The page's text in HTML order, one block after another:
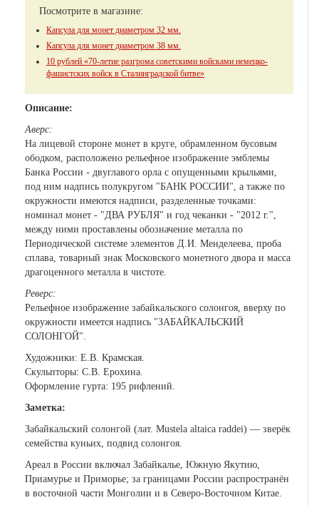
Посмотрите в магазине:
Капсула для монет диаметром 32 мм.
Капсула для монет диаметром 38 мм.
10 рублей «70-летие разгрома советскими войсками немецко-
фашистских войск в Сталинградской битве»
Описание:
Аверс:
На лицевой стороне монет в круге, обрамленном бусовым
ободком, расположено рельефное изображение эмблемы
Банка России - двуглавого орла с опущенными крыльями,
под ним надпись полукругом "БАНК РОССИИ", а также по
окружности имеются надписи, разделенные точками:
номинал монет - "ДВА РУБЛЯ" и год чеканки - "2012 г.",
между ними проставлены обозначение металла по
Периодической системе элементов Д.И. Менделеева, проба
сплава, товарный знак Московского монетного двора и масса
драгоценного металла в чистоте.
Реверс:
Рельефное изображение забайкальского солонгоя, вверху по
окружности имеется надпись "ЗАБАЙКАЛЬСКИЙ
СОЛОНГОЙ".
Художники: Е.В. Крамская.
Скульпторы: С.В. Ерохина.
Оформление гурта: 195 рифлений.
Заметка:
Забайкальский солонгой (лат. Mustela altaica raddei) — зверёк
семейства куньих, подвид солонгоя.
Ареал в России включал Забайкалье, Южную Якутию,
Приамурье и Приморье; за границами России распространён
в восточной части Монголии и в Северо-Восточном Китае.